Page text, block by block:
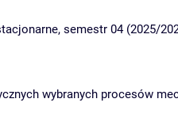
semestr 04 (2025/
wybranych procesów